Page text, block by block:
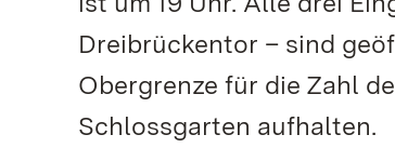
Dreibrückentor – sind
Obergrenze für die Zahl
Schlossgarten aufhalten.